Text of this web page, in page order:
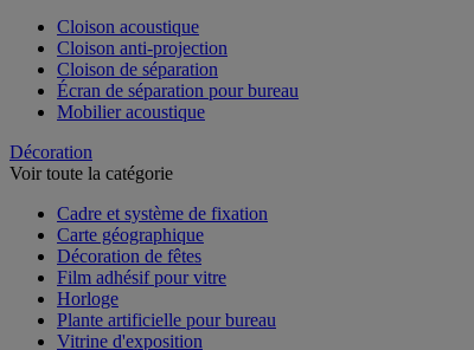
Cloison acoustique
Cloison anti-projection
Cloison de séparation
Écran de séparation pour bureau
Décoration
Cadre et système de fixation
Carte géographique
Décoration de fêtes
Film adhésif pour vitre
Horloge
Plante artificielle pour bureau